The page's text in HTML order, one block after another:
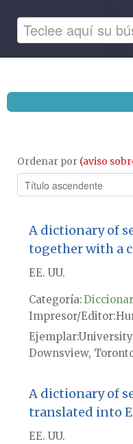
Ordenar por (aviso
A dictionary of
together with a
EE. UU.
Categoría:
Impresor/Editor
Ejemplar
Downsview,
A dictionary of
translated into
EE. UU.